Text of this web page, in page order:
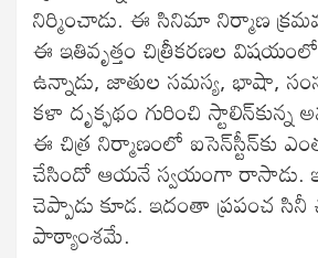
నిర్మించాడు. ఈ సినిమా నిర్మాణ
ఈ ఇతివృత్తం చిత్రీకరణల
ఉన్నాడు, జాతుల సమస్య, భాషా,
కళా దృక్ఫథం గురించి స్టాలిన్‍కున్న
ఈ చిత్ర నిర్మాణంలో ఐసెన్‍స్టీన్‍కు
చేసిందో ఆయనే స్వయంగా రాసాడు.
చెప్పాడు కూడ. ఇదంతా ప్రపంచ
పాఠ్యాంశమే.